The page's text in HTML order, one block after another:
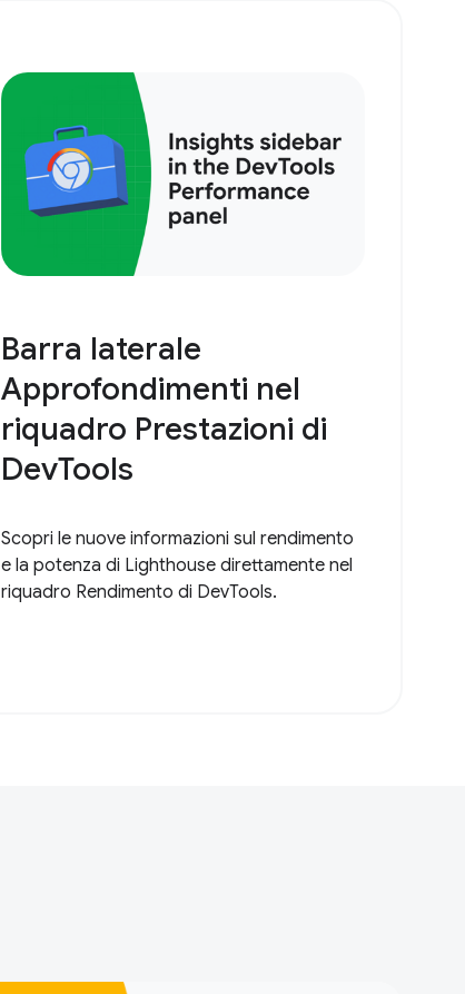
Barra laterale
Approfondimenti nel
riquadro Prestazioni di
DevTools
Scopri le nuove informazioni sul rendimento
e la potenza di Lighthouse direttamente nel
riquadro Rendimento di DevTools.